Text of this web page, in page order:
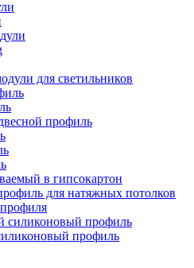
для светильников
профиль
в гипсокартон
для натяжных потолков
профиль